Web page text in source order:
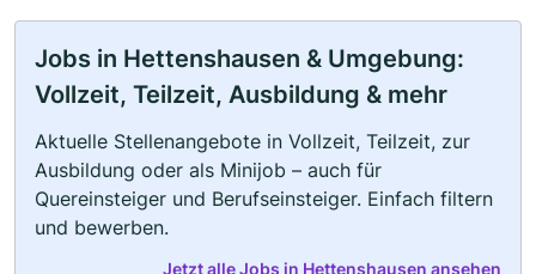
Jobs in Hettenshausen & Umgebung:
Vollzeit, Teilzeit, Ausbildung & mehr
Aktuelle Stellenangebote in Vollzeit, Teilzeit, zur
Ausbildung oder als Minijob – auch für
Quereinsteiger und Berufseinsteiger. Einfach filtern
und bewerben.
Jetzt alle Jobs in Hettenshausen ansehen